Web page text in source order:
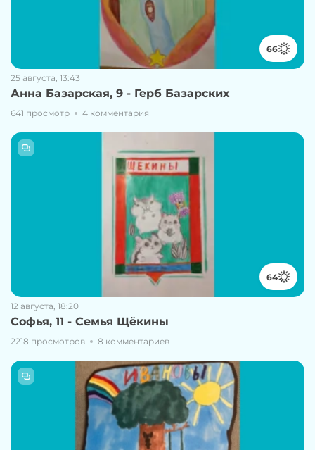
66
25 августа, 13:43
Анна Базарская, 9 - Герб Базарских
641 просмотр 4 комментария
64
12 августа, 18:20
Софья, 11 - Семья Щёкины
2218 просмотров 8 комментариев